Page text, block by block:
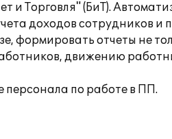
и Торговля" (БиТ).
доходов сотрудников
формировать отчеты не
движению
персонала по работе в ПП.